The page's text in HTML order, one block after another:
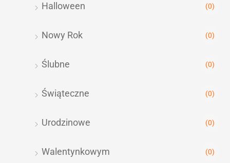
Halloween (0)
Nowy Rok (0)
Ślubne (0)
Świąteczne (0)
Urodzinowe (0)
Walentynkowym (0)